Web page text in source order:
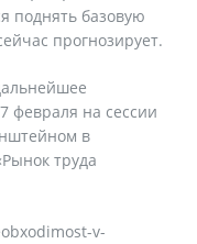
поднять базовую
прогнозирует.
февраля на сессии
в
труда
v-